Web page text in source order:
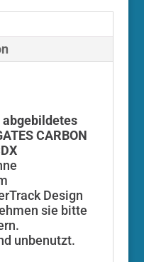
CARBON
Design
sie bitte
unbenutzt.